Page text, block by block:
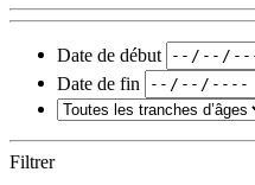
Date de début
Date de fin
Filtrer